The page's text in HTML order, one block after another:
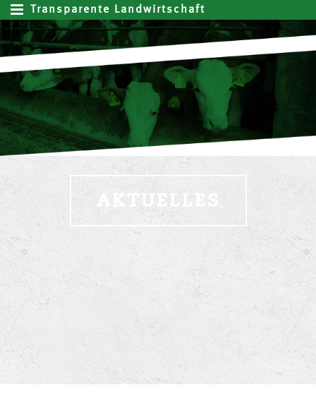
Transparente Landwirtschaft
AKTUELLES